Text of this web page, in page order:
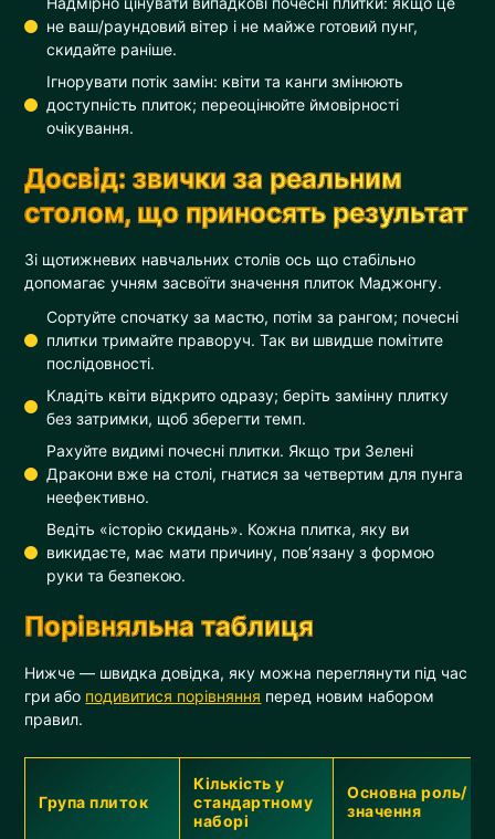
не ваш/раундовий вітер і не майже готовий пунг,
скидайте раніше.
Ігнорувати потік замін: квіти та канги змінюють
доступність плиток; переоцінюйте ймовірності
очікування.
Досвід: звички за реальним
столом, що приносять результат
Зі щотижневих навчальних столів ось що стабільно
допомагає учням засвоїти значення плиток Маджонгу.
Сортуйте спочатку за мастю, потім за рангом; почесні
плитки тримайте праворуч. Так ви швидше помітите
послідовності.
Кладіть квіти відкрито одразу; беріть замінну плитку
без затримки, щоб зберегти темп.
Рахуйте видимі почесні плитки. Якщо три Зелені
Дракони вже на столі, гнатися за четвертим для пунга
неефективно.
Ведіть «історію скидань». Кожна плитка, яку ви
викидаєте, має мати причину, пов’язану з формою
руки та безпекою.
Порівняльна таблиця
Нижче — швидка довідка, яку можна переглянути під час
гри або подивитися порівняння перед новим набором
правил.
Група плиток
Кількість у
стандартному
наборі
Основна роль/
значення